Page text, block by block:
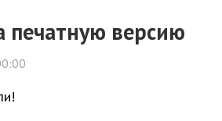
печатную версию